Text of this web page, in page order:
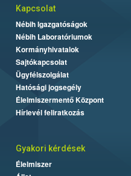
Kapcsolat
Nébih Igazgatóságok
Nébih Laboratóriumok
Kormányhivatalok
Sajtókapcsolat
Ügyfélszolgálat
Hatósági jogsegély
Élelmiszermentő Központ
Hírlevél feliratkozás
Gyakori kérdések
Élelmiszer